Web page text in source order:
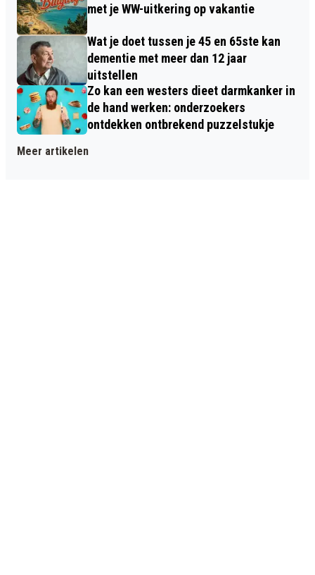
met je WW-uitkering op vakantie
Wat je doet tussen je 45 en 65ste kan
dementie met meer dan 12 jaar
uitstellen
Zo kan een westers dieet darmkanker in
de hand werken: onderzoekers
ontdekken ontbrekend puzzelstukje
Meer artikelen